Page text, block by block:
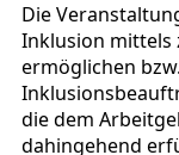
Die
Inklusion mittels
ermöglichen
die dem
dahingehend